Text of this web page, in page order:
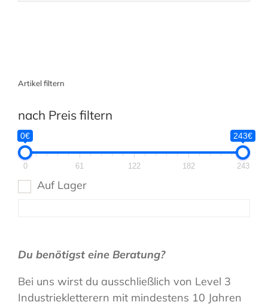
Artikel filtern
nach Preis filtern
0€ 243€
0 61 122 182 243
Auf Lager
Du benötigst eine Beratung?
Bei uns wirst du ausschließlich von Level 3
Industriekletterern mit mindestens 10 Jahren